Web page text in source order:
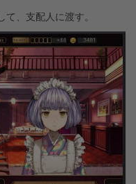
て、支配人に渡す。